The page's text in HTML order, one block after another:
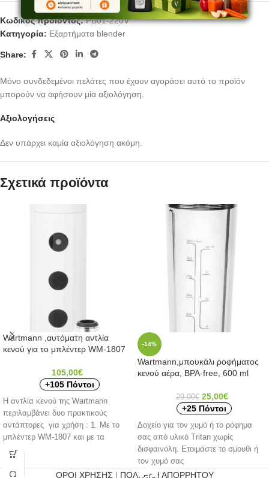
Κωδικός προϊόντος:PB01-220V
Κατηγορία: Εξαρτήματα blender
Share:
Αξιολογήσεις
Δεν υπάρχει καμία αξιολόγηση ακόμη.
Μόνο συνδεδεμένοι πελάτες που έχουν αγοράσει αυτό το προϊόν
μπορούν να αφήσουν μία αξιολόγηση.
Σχετικά προϊόντα
Wartmann ,αυτόματη αντλία
κενού για το μπλέντερ WΜ-1807
105,00€
+105 Πόντοι
H αντλία κενού της Wartmann
περιλαμβάνει δυο πρακτικούς
αντάπτορες για χρήση : 1. Με το
μπλέντερ WM-1807 και με τα
-14%
Wartmann,μπουκάλι ροφήματος
κενού αέρα, ΒΡΑ-free, 600 ml
29,00€ 25,00€
+25 Πόντοι
Δοχείο για τον χυμό ή το ρόφημα
σας από υλικό Tritan χωρίς
δισφαινόλη. Ετοιμάστε το σμουθι ή
τον χυμό σας
ΟΡΟΙ ΧΡΗΣΗΣ | ΠΟΛΙΤΙΚΗ ΑΠΟΡΡΗΤΟΥ